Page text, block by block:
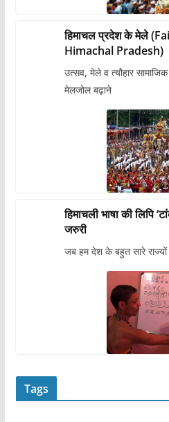
हिमाचल प्रदेश के मेले
Himachal Pradesh)
उत्सव, मेले व त्यौहार
मेलजोल बढ़ाने
हिमाचली भाषा की लिपि ‘टांकरी’ का संरक्षण
जरुरी
जब हम देश के बहुत सारे
Tags